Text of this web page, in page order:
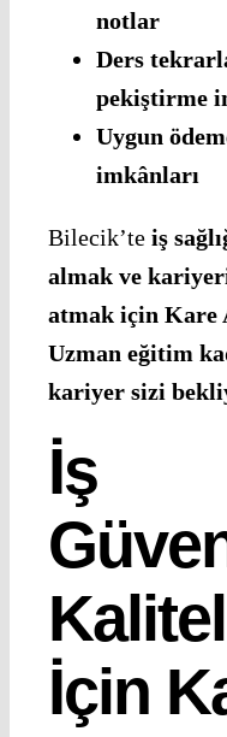
notlar
Ders
pekiştirme
Uygun
imkânları
Bilecik’te iş
almak ve
atmak için Kare
Uzman eğitim
kariyer sizi
İş
İçin